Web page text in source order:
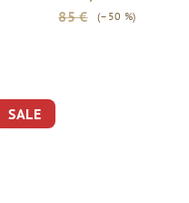
85 €
(–50 %)
SALE